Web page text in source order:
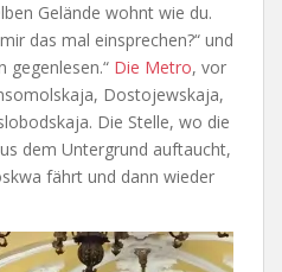
Gelände wohnt wie du.
das mal einsprechen?“ und
gegenlesen.“ Die Metro, vor
Dostojewskaja,
Die Stelle, wo die
dem Untergrund auftaucht,
fährt und dann wieder